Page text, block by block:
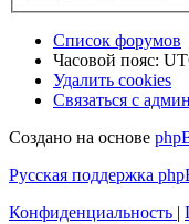
Список форумов
Часовой пояс:
Удалить cookies
Связаться с
Создано на основе
Русская поддержка
Конфиденциальность |